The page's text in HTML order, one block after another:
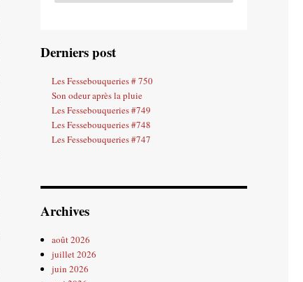
Derniers post
Les Fessebouqueries # 750
Son odeur après la pluie
Les Fessebouqueries #749
Les Fessebouqueries #748
Les Fessebouqueries #747
Archives
août 2026
juillet 2026
juin 2026